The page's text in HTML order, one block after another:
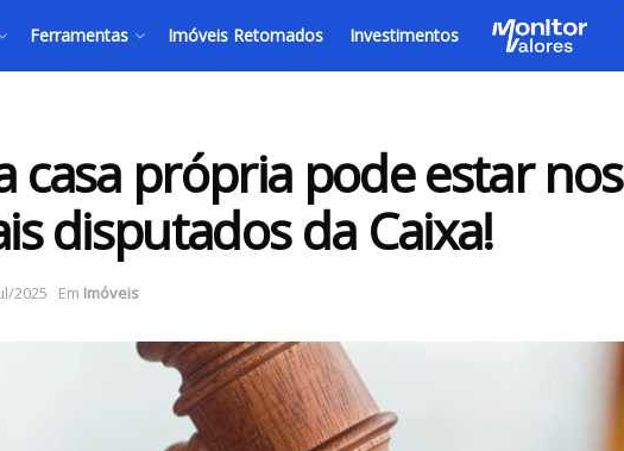
Ferramentas Imóveis Retomados Investimentos
casa própria pode estar nos
disputados da Caixa!
2025 Em Imóveis